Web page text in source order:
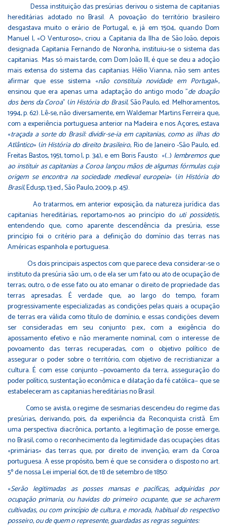
Dessa instituição das presúrias derivou o sistema de capitanias
hereditárias adotado no Brasil. A povoação do território brasileiro
desgastava muito o erário de Portugal, e, já em 1504, quando Dom
Manuel I, «O Venturoso», criou a Capitania da Ilha de São João, depois
designada Capitania Fernando de Noronha, instituiu-se o sistema das
capitanias. Mas só mais tarde, com Dom João III, é que se deu a adoção
mais extensa do sistema das capitanias. Hélio Vianna, não sem antes
afirmar que esse sistema «não constituía novidade em Portugal»,
ensinou que era apenas uma adaptação do antigo modo "de doação
dos bens da Coroa" (in História do Brasil, São Paulo, ed. Melhoramentos,
1994, p. 62). Lê-se, não diversamente, em Waldemar Martins Ferreira que,
com a experiência portuguesa anterior na Madeira e nos Açores, estava
«traçada a sorte do Brasil: dividir-se-ia em capitanias, como as ilhas do
Atlântico» (in História do direito brasileiro, Rio de Janeiro -São Paulo, ed.
Freitas Bastos, 1951, tomo I, p. 34), e em Boris Fausto: «(…) lembremos que
ao instituir as capitanias a Coroa lançou mãos de algumas fórmulas cuja
origem se encontra na sociedade medieval europeia» (in História do
Brasil, Edusp, 13.ed., São Paulo, 2009, p. 45).
Ao tratarmos, em anterior exposição, da natureza jurídica das
capitanias hereditárias, reportamo-nos ao princípio do uti possidetis,
entendendo que, como aparente descendência da presúria, esse
princípio foi o critério para a definição do domínio das terras nas
Américas espanhola e portuguesa.
Os dois principais aspectos com que parece deva considerar-se o
instituto da presúria são: um, o de ela ser um fato ou ato de ocupação de
terras; outro, o de esse fato ou ato emanar o direito de propriedade das
terras apresadas. É verdade que, ao largo do tempo, foram
progressivamente especializadas as condições pelas quais a ocupação
de terras era válida como título de domínio, e essas condições devem
ser consideradas em seu conjunto: p.ex., com a exigência do
apossamento efetivo e não meramente nominal, com o interesse de
povoamento das terras recuperadas, com o objetivo político de
assegurar o poder sobre o território, com objetivo de recristianizar a
cultura. É com esse conjunto −povoamento da terra, asseguração do
poder político, sustentação econômica e dilatação da fé católica− que se
estabeleceram as capitanias hereditárias no Brasil.
Como se avista, o regime de sesmarias descendeu do regime das
presúrias, derivando, pois, da experiência da Reconquista cristã. Em
uma perspectiva diacrônica, portanto, a legitimação de posse emerge,
no Brasil, como o reconhecimento da legitimidade das ocupações ditas
«primárias» das terras que, por direito de invenção, eram da Coroa
portuguesa. A esse propósito, bem é que se considera o disposto no art.
5º de nossa Lei imperial 601, de 18 de setembro de 1850:
«Serão legitimadas as posses mansas e pacíficas, adquiridas por
ocupação primaria, ou havidas do primeiro ocupante, que se acharem
cultivadas, ou com princípio de cultura, e morada, habitual do respectivo
posseiro, ou de quem o represente, guardadas as regras seguintes: